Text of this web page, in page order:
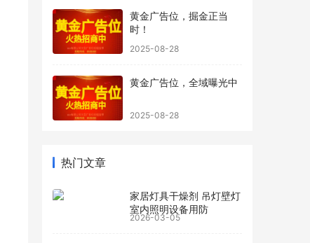
黄金广告位，掘金正当
时！
2025-08-28
黄金广告位，全域曝光中
2025-08-28
热门文章
家居灯具干燥剂 吊灯壁灯
室内照明设备用防
2026-03-05